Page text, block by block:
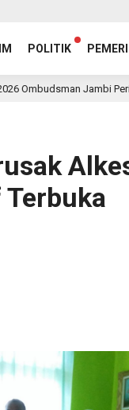
POLITIK
Jambi Peringkat 3